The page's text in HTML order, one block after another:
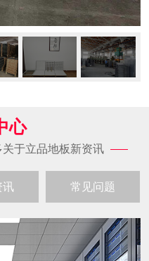
心
于立品地板新资讯
讯 常见问题